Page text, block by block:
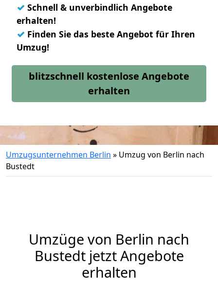
✓ Schnell & unverbindlich Angebote
erhalten!
✓ Finden Sie das beste Angebot für Ihren
Umzug!
blitzschnell kostenlose Angebote
erhalten
Umzugsunternehmen Berlin » Umzug von Berlin nach
Bustedt
Umzüge von Berlin nach
Bustedt jetzt Angebote
erhalten